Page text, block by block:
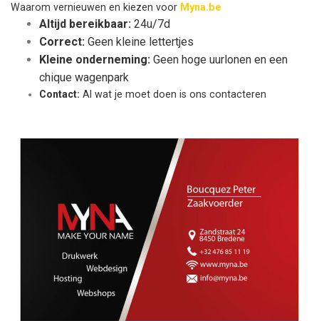
Waarom vernieuwen en kiezen voor Myna.be
Altijd bereikbaar: 24u/7d
Correct: Geen kleine lettertjes
Kleine onderneming: Geen hoge uurlonen en een
chique wagenpark
Contact: Al wat je moet doen is ons contacteren